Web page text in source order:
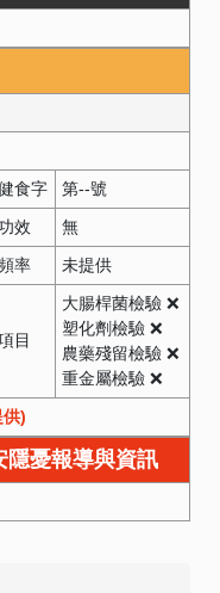
食字 第--號
效
無
率 未提供
目
大腸桿菌檢驗 ❌
塑化劑檢驗 ❌
農藥殘留檢驗 ❌
重金屬檢驗 ❌
)
隱憂報導與資訊